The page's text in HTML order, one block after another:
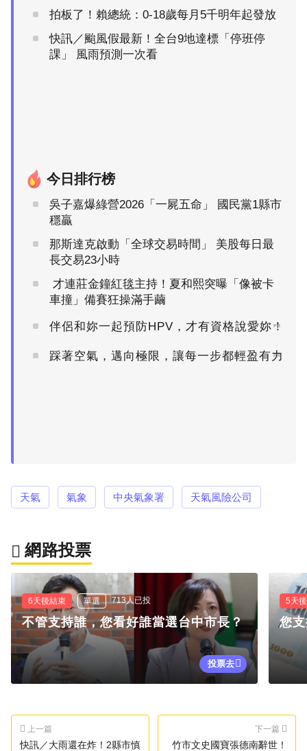
拍板了！賴總統：0-18歲每月5千明年起發放
快訊／颱風假最新！全台9地達標「停班停
課」 風雨預測一次看
今日排行榜
吳子嘉爆綠營2026「一屍五命」 國民黨1縣市
穩贏
那斯達克啟動「全球交易時間」 美股每日最
長交易23小時
車撞」備賽狂操滿手繭
伴侶和妳一起預防HPV，才有資格說愛妳！
PR
踩著空氣，邁向極限，讓每一步都輕盈有力
PR
天氣 氣象 中央氣象署 天氣風險公司
網路投票
6天後結束 單選 713人已投
不管支持誰，您看好誰當選台中市長？
投票去
5天
您
上一篇
快訊／大雨還在炸！2縣市慎
下一篇
竹市文史國寶張德南辭世！